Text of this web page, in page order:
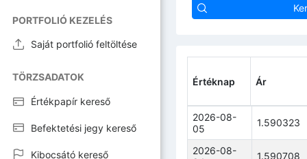
PORTFOLIÓ KEZELÉS
Saját portfolió feltöltése
TÖRZSADATOK
Értékpapír kereső
Befektetési jegy kereső
Kibocsátó kereső
Értéknap Ár
Értéknap
2026-08-
05
1.590323
2026-08-
1.590708